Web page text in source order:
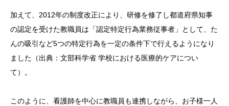
加えて、2012年の制度改正により、研修を修了し都道府県知事
の認定を受けた教職員は「認定特定行為業務従事者」として、た
んの吸引など5つの特定行為を一定の条件下で行えるようになり
ました（出典：文部科学省 学校における医療的ケアについ
て）。
このように、看護師を中心に教職員も連携しながら、お子様一人